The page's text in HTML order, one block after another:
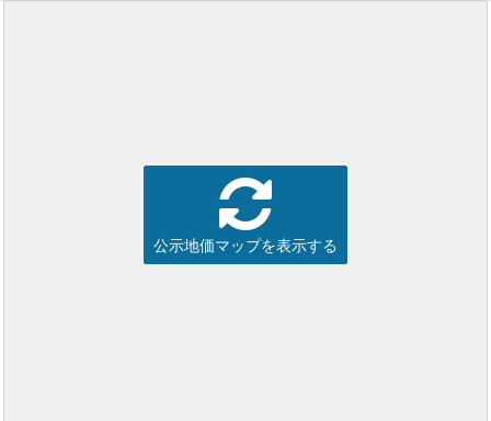
公示地価マップを表示する